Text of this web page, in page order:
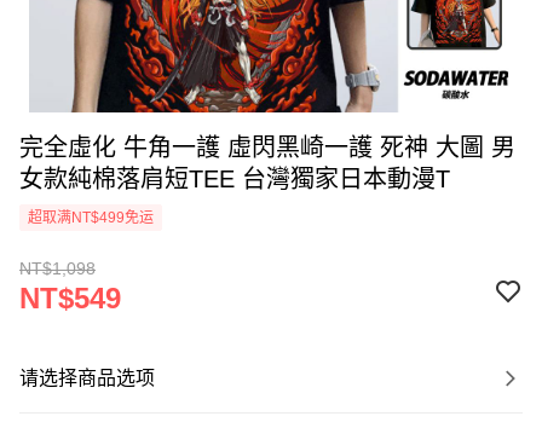
完全虛化 牛角一護 虛閃黑崎一護 死神 大圖 男
女款純棉落肩短TEE 台灣獨家日本動漫T
超取满NT$499免运
NT$1,098
NT$549
请选择商品选项